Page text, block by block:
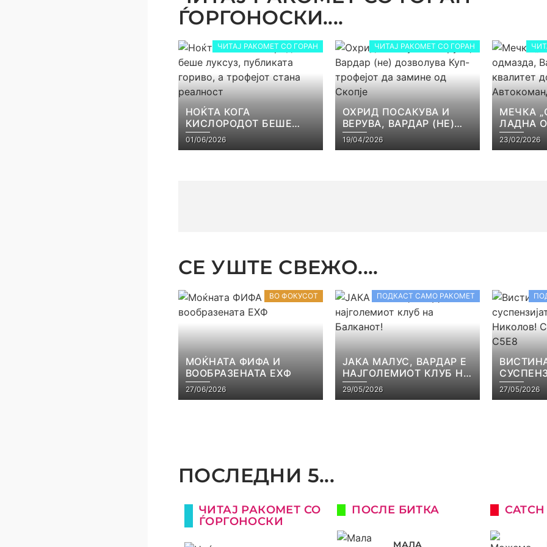
ЃОРГОНОСКИ....
ЧИТАЈ РАКОМЕТ СО ГОРАН
НОЌТА КОГА
КИСЛОРОДОТ БЕШЕ
ЛУКСУЗ, ПУБЛИКАТА
ГОРИВО, А ТРОФЕЈОТ
01/06/2026
ЧИТАЈ РАКОМЕТ СО ГОРАН
ОХРИД ПОСАКУВА И
ВЕРУВА, ВАРДАР (НЕ)
ДОЗВОЛУВА КУП-
ТРОФЕЈОТ ДА ЗАМИНЕ
19/04/2026
МЕЧКА
ЛАДНА
ВАРДАР
23/02/2026
СЕ УШТЕ СВЕЖО....
ВО ФОКУСОТ
МОЌНАТА ФИФА И
ВООБРАЗЕНАТА ЕХФ
27/06/2026
ПОДКАСТ САМО РАКОМЕТ
ЈАКА МАЛУС, ВАРДАР Е
НАЈГОЛЕМИОТ КЛУБ НА
БАЛКАНОТ!
29/05/2026
САМО
27/05/2026
ПОСЛЕДНИ 5...
ЧИТАЈ РАКОМЕТ СО
ЃОРГОНОСКИ
ПОСЛЕ БИТКА
МАЛА